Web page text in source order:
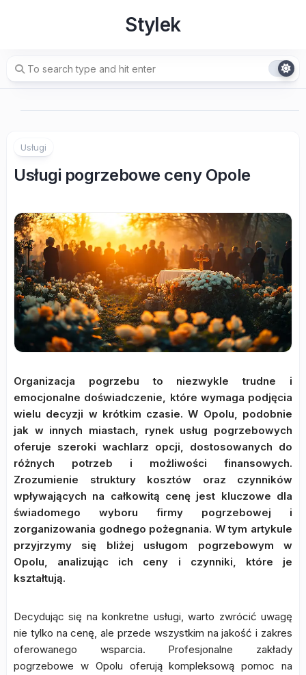
Stylek
Usługi
Usługi pogrzebowe ceny Opole
Organizacja pogrzebu to niezwykle trudne i
emocjonalne doświadczenie, które wymaga podjęcia
wielu decyzji w krótkim czasie. W Opolu, podobnie
jak w innych miastach, rynek usług pogrzebowych
oferuje szeroki wachlarz opcji, dostosowanych do
różnych potrzeb i możliwości finansowych.
Zrozumienie struktury kosztów oraz czynników
wpływających na całkowitą cenę jest kluczowe dla
świadomego wyboru firmy pogrzebowej i
zorganizowania godnego pożegnania. W tym artykule
przyjrzymy się bliżej usługom pogrzebowym w
Opolu, analizując ich ceny i czynniki, które je
kształtują.
Decydując się na konkretne usługi, warto zwrócić uwagę
nie tylko na cenę, ale przede wszystkim na jakość i zakres
oferowanego wsparcia. Profesjonalne zakłady
pogrzebowe w Opolu oferują kompleksową pomoc na